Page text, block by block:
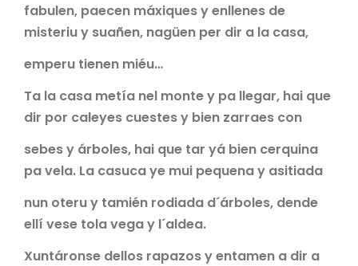
fabulen, paecen máxiques y enllenes de
misteriu y suañen, nagüen per dir a la casa,
emperu tienen miéu…
Ta la casa metía nel monte y pa llegar, hai que
dir por caleyes cuestes y bien zarraes con
sebes y árboles, hai que tar yá bien cerquina
pa vela. La casuca ye mui pequena y asitiada
nun oteru y tamién rodiada d´árboles, dende
ellí vese tola vega y l´aldea.
Xuntáronse dellos rapazos y entamen a dir a